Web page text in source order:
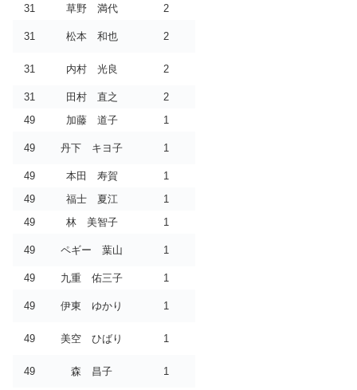
31
草野 満代 2
31 松本 和也 2
31 内村 光良 2
31 田村 直之
2
49
加藤 道子 1
49 丹下 キヨ子 1
49 本田 寿賀
1
49
福士 夏江
1
49
林 美智子 1
49 ペギー 葉山 1
49 九重 佑三子 1
49 伊東 ゆかり 1
49 美空 ひばり 1
49 森 昌子 1